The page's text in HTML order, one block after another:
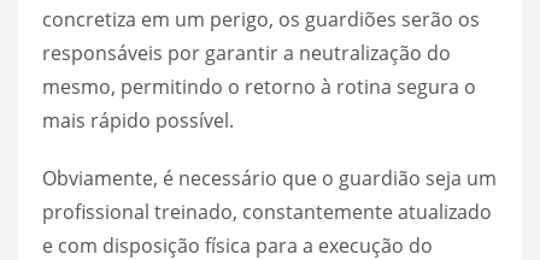
concretiza em um perigo, os guardiões serão os
responsáveis por garantir a neutralização do
mesmo, permitindo o retorno à rotina segura o
mais rápido possível.
Obviamente, é necessário que o guardião seja um
profissional treinado, constantemente atualizado
e com disposição física para a execução do